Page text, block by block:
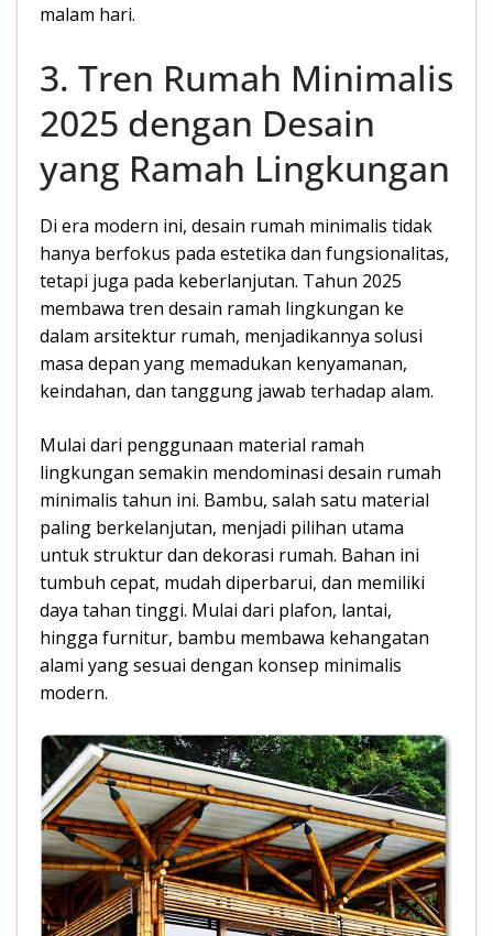
malam hari.
3. Tren Rumah Minimalis
2025 dengan Desain
yang Ramah Lingkungan
Di era modern ini, desain rumah minimalis tidak
hanya berfokus pada estetika dan fungsionalitas,
tetapi juga pada keberlanjutan. Tahun 2025
membawa tren desain ramah lingkungan ke
dalam arsitektur rumah, menjadikannya solusi
masa depan yang memadukan kenyamanan,
keindahan, dan tanggung jawab terhadap alam.
Mulai dari penggunaan material ramah
lingkungan semakin mendominasi desain rumah
minimalis tahun ini. Bambu, salah satu material
paling berkelanjutan, menjadi pilihan utama
untuk struktur dan dekorasi rumah. Bahan ini
tumbuh cepat, mudah diperbarui, dan memiliki
daya tahan tinggi. Mulai dari plafon, lantai,
hingga furnitur, bambu membawa kehangatan
alami yang sesuai dengan konsep minimalis
modern.